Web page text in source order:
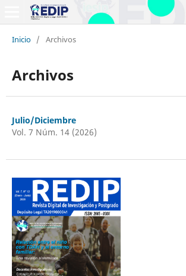
Inicio / Archivos
Archivos
Julio/Diciembre
Vol. 7 Núm. 14 (2026)